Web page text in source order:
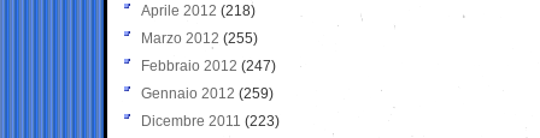
Aprile 2012 (218)
Marzo 2012 (255)
Febbraio 2012 (247)
Gennaio 2012 (259)
Dicembre 2011 (223)